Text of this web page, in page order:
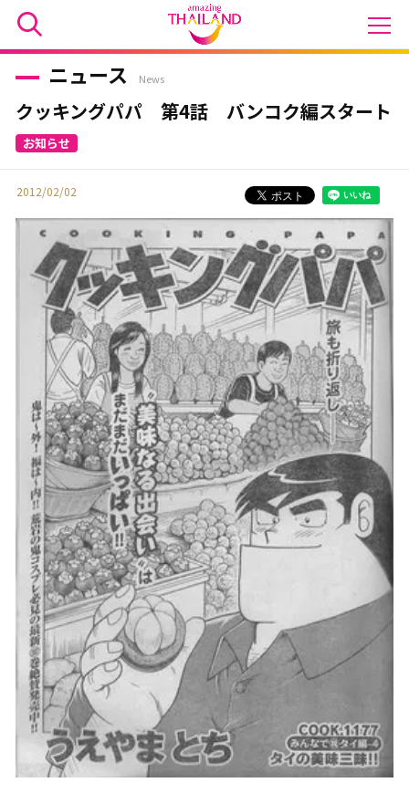
ニュース News
クッキングパパ 第4話 バンコク編スタート
2012/02/02